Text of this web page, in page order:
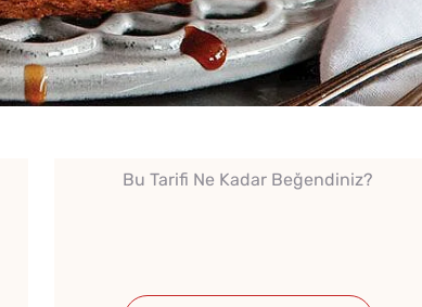
Bu Tarifi Ne Kadar Beğendiniz?